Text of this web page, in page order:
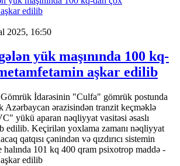
2025, 16:50
yük maşınında 100 kq-
aşkar edilib
Gömrük İdarəsinin "Culfa" gömrük postunda
Azərbaycan ərazisindən tranzit keçməklə
yükü aparan nəqliyyat vasitəsi əsaslı
edilib. Keçirilən yoxlama zamanı nəqliyyat
qatqısı çənindən və qızdırıcı sistemin
halında 101 kq 400 qram psixotrop maddə -
edilib